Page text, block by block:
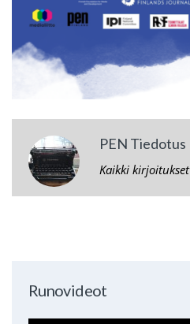
PEN Tiedotus
Kaikki kirjoitukset
Runovideot